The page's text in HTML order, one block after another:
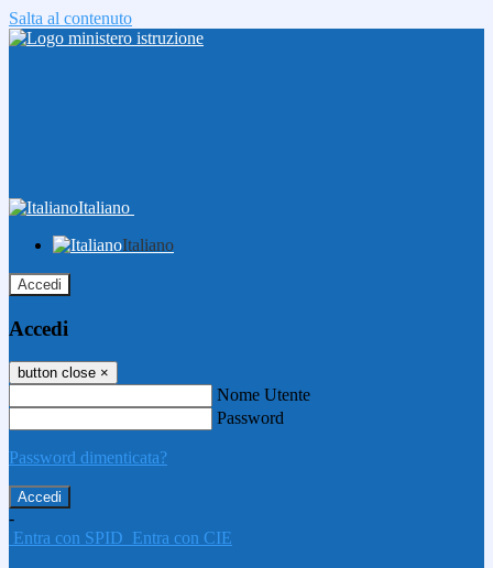
Salta al contenuto
Italiano
Italiano
Accedi
Accedi
button close ×
Nome Utente
Password
Password dimenticata?
-
Entra con SPID Entra con CIE